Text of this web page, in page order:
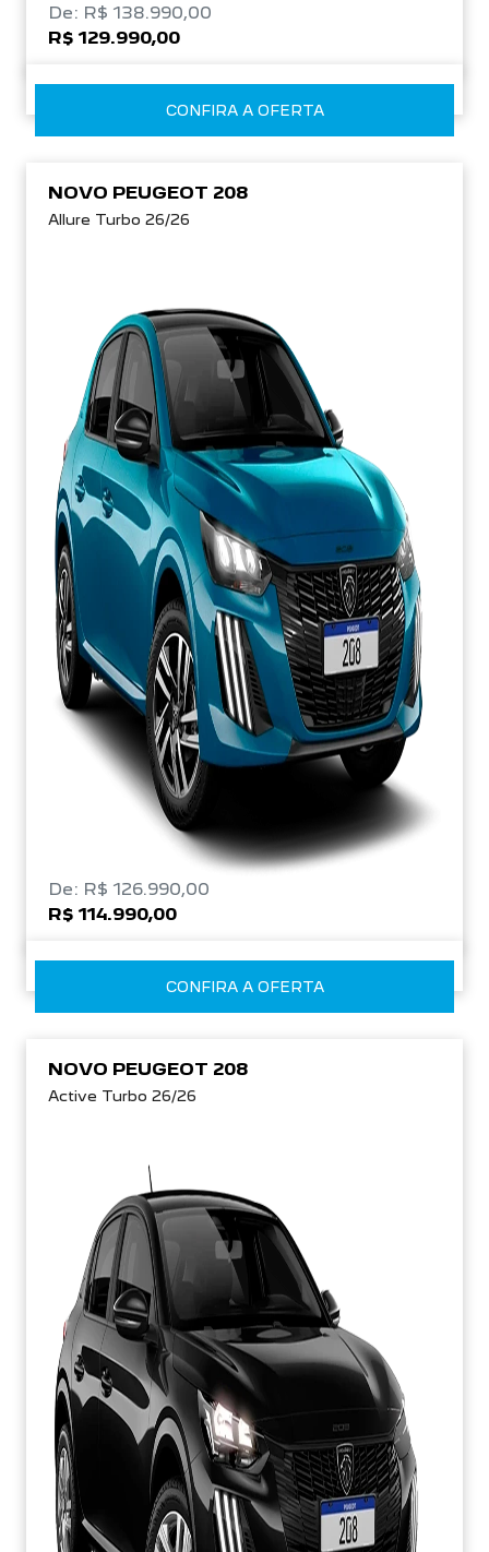
De: R$ 138.990,00
R$ 129.990,00
CONFIRA A OFERTA
NOVO PEUGEOT 208
Allure Turbo 26/26
De: R$ 126.990,00
R$ 114.990,00
CONFIRA A OFERTA
NOVO PEUGEOT 208
Active Turbo 26/26